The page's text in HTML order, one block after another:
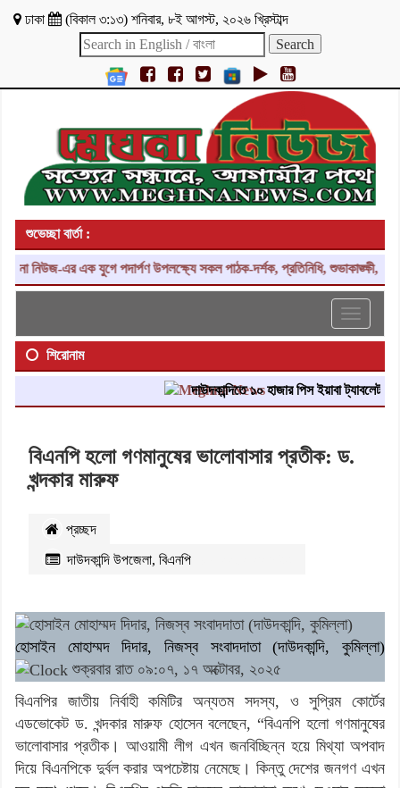
ঢাকা (বিকাল ৩:১৩) শনিবার, ৮ই আগস্ট, ২০২৬ খ্রিস্টাব্দ
শুভেচ্ছা বার্তা :
নিউজ-এর এক যুগে পদার্পণ উপলক্ষ্যে সকল পাঠক-দর্শক, প্রতিনিধি, শুভাকাঙ্ক্ষী,
Toggle
শিরোনাম
দাউদকান্দিতে ১০ হাজার পিস ইয়াবা ট্যাবলেট
বিএনপি হলো গণমানুষের ভালোবাসার প্রতীক: ড.
খন্দকার মারুফ
প্রচ্ছদ
দাউদকান্দি উপজেলা, বিএনপি
হোসাইন মোহাম্মদ দিদার, নিজস্ব সংবাদদাতা (দাউদকান্দি, কুমিল্লা)
শুক্রবার রাত ০৯:০৭, ১৭ অক্টোবর, ২০২৫
বিএনপির জাতীয় নির্বাহী কমিটির অন্যতম সদস্য, ও সুপ্রিম কোর্টের
এডভোকেট ড. খন্দকার মারুফ হোসেন বলেছেন, “বিএনপি হলো গণমানুষের
ভালোবাসার প্রতীক। আওয়ামী লীগ এখন জনবিচ্ছিন্ন হয়ে মিথ্যা অপবাদ
দিয়ে বিএনপিকে দুর্বল করার অপচেষ্টায় নেমেছে। কিন্তু দেশের জনগণ এখন